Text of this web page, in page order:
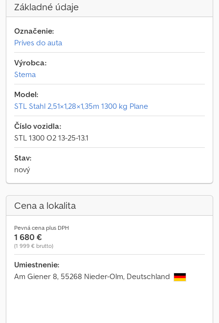
Základné údaje
Označenie:
Príves do auta
Výrobca:
Stema
Model:
STL Stahl 2,51×1,28×1,35m 1300 kg Plane
Číslo vozidla:
STL 1300 O2 13-25-13.1
Stav:
nový
Cena a lokalita
Pevná cena plus DPH
1 680 €
(1 999 € brutto)
Umiestnenie:
Am Giener 8, 55268 Nieder-Olm, Deutschland